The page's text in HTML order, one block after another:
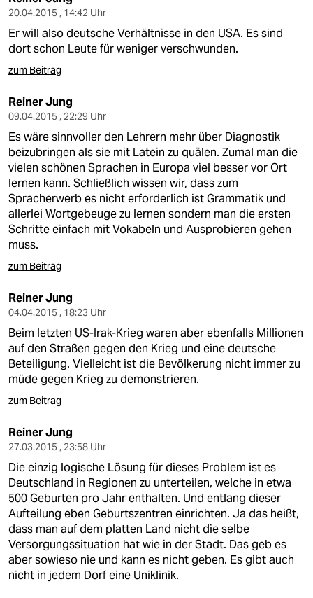
20.04.2015 , 14:42 Uhr
Er will also deutsche Verhältnisse in den USA. Es sind
dort schon Leute für weniger verschwunden.
zum Beitrag
Reiner Jung
09.04.2015 , 22:29 Uhr
Es wäre sinnvoller den Lehrern mehr über Diagnostik
beizubringen als sie mit Latein zu quälen. Zumal man die
vielen schönen Sprachen in Europa viel besser vor Ort
lernen kann. Schließlich wissen wir, dass zum
Spracherwerb es nicht erforderlich ist Grammatik und
allerlei Wortgebeuge zu lernen sondern man die ersten
Schritte einfach mit Vokabeln und Ausprobieren gehen
muss.
zum Beitrag
Reiner Jung
04.04.2015 , 18:23 Uhr
Beim letzten US-Irak-Krieg waren aber ebenfalls Millionen
auf den Straßen gegen den Krieg und eine deutsche
Beteiligung. Vielleicht ist die Bevölkerung nicht immer zu
müde gegen Krieg zu demonstrieren.
zum Beitrag
Reiner Jung
27.03.2015 , 23:58 Uhr
Die einzig logische Lösung für dieses Problem ist es
Deutschland in Regionen zu unterteilen, welche in etwa
500 Geburten pro Jahr enthalten. Und entlang dieser
Aufteilung eben Geburtszentren einrichten. Ja das heißt,
dass man auf dem platten Land nicht die selbe
Versorgungssituation hat wie in der Stadt. Das geb es
aber sowieso nie und kann es nicht geben. Es gibt auch
nicht in jedem Dorf eine Uniklinik.